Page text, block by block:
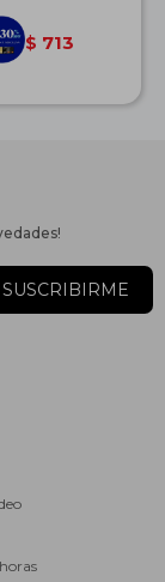
$ 713
SUSCRIBIRME